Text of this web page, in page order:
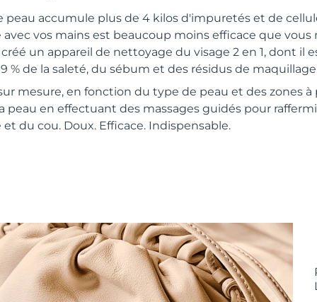
peau accumule plus de 4 kilos d'impuretés et de
vos mains est beaucoup moins efficace que vous
un appareil de nettoyage du visage 2 en 1, dont il
% de la saleté, du sébum et des résidus de
mesure, en fonction du type de peau et des zones à
peau en effectuant des massages guidés pour
du cou. Doux. Efficace. Indispensable.